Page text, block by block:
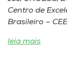
Centro de
Brasileiro –
leia mais